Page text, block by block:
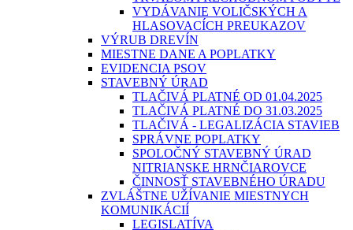
VYDÁVANIE VOLIČSKÝCH A
HLASOVACÍCH PREUKAZOV
VÝRUB DREVÍN
MIESTNE DANE A POPLATKY
EVIDENCIA PSOV
STAVEBNÝ ÚRAD
TLAČIVÁ PLATNÉ OD 01.04.2025
TLAČIVÁ PLATNÉ DO 31.03.2025
TLAČIVÁ - LEGALIZÁCIA STAVIEB
SPRÁVNE POPLATKY
SPOLOČNÝ STAVEBNÝ ÚRAD
NITRIANSKE HRNČIAROVCE
ČINNOSŤ STAVEBNÉHO ÚRADU
ZVLÁŠTNE UŽÍVANIE MIESTNYCH
KOMUNIKÁCIÍ
LEGISLATÍVA